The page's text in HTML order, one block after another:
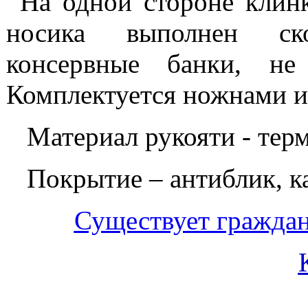
носика выполнен
консервные банки,
Комплектуется ножнами
Материал рукояти -
Покрытие – антиблик,
Существует